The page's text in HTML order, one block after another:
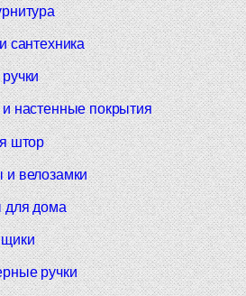
сантехника
настенные покрытия
штор
велозамки
для дома
ручки